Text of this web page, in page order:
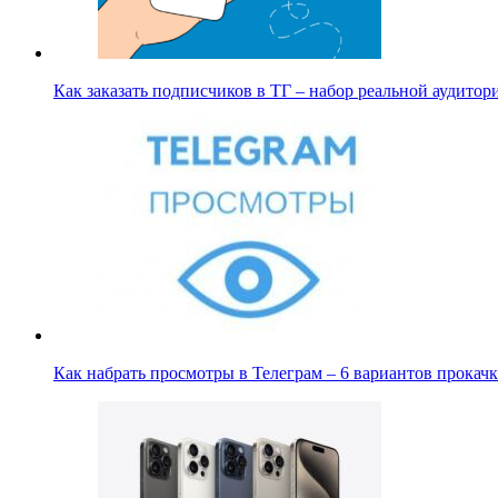
Как заказать подписчиков в ТГ – набор реальной
Как набрать просмотры в Телеграм – 6 вариантов